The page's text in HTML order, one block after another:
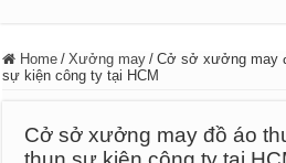
Home / Xưởng may / Cở sở xưởng may
sự kiện công ty tại HCM
Cở sở xưởng may đồ áo